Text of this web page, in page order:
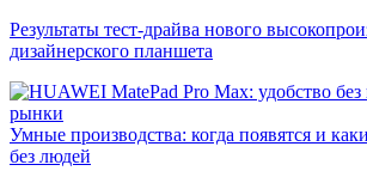
Результаты тест-драйва нового
дизайнерского планшета
рынки
Умные производства: когда появятся и
без людей